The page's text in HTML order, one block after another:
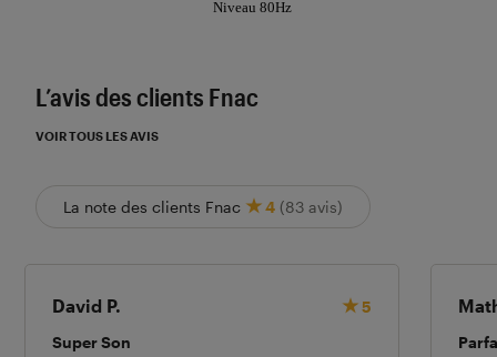
L’avis des clients Fnac
VOIR TOUS LES AVIS
La note des clients Fnac 4 (83 avis)
David P.
5
Super Son